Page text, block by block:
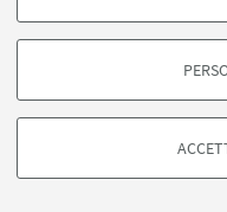
COOKIE DI
degli utenti, creare profili in
di marketing.
Google/Youtube Video
©Copyright 2026 -